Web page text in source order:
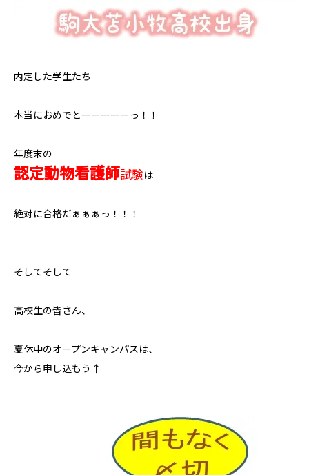
内定した学生たち
本当におめでとーーーーーっ！！
年度末の
認定動物看護師試験は
絶対に合格だぁぁぁっ！！！
そしてそして
高校生の皆さん、
夏休中のオープンキャンパスは、
今から申し込もう↑